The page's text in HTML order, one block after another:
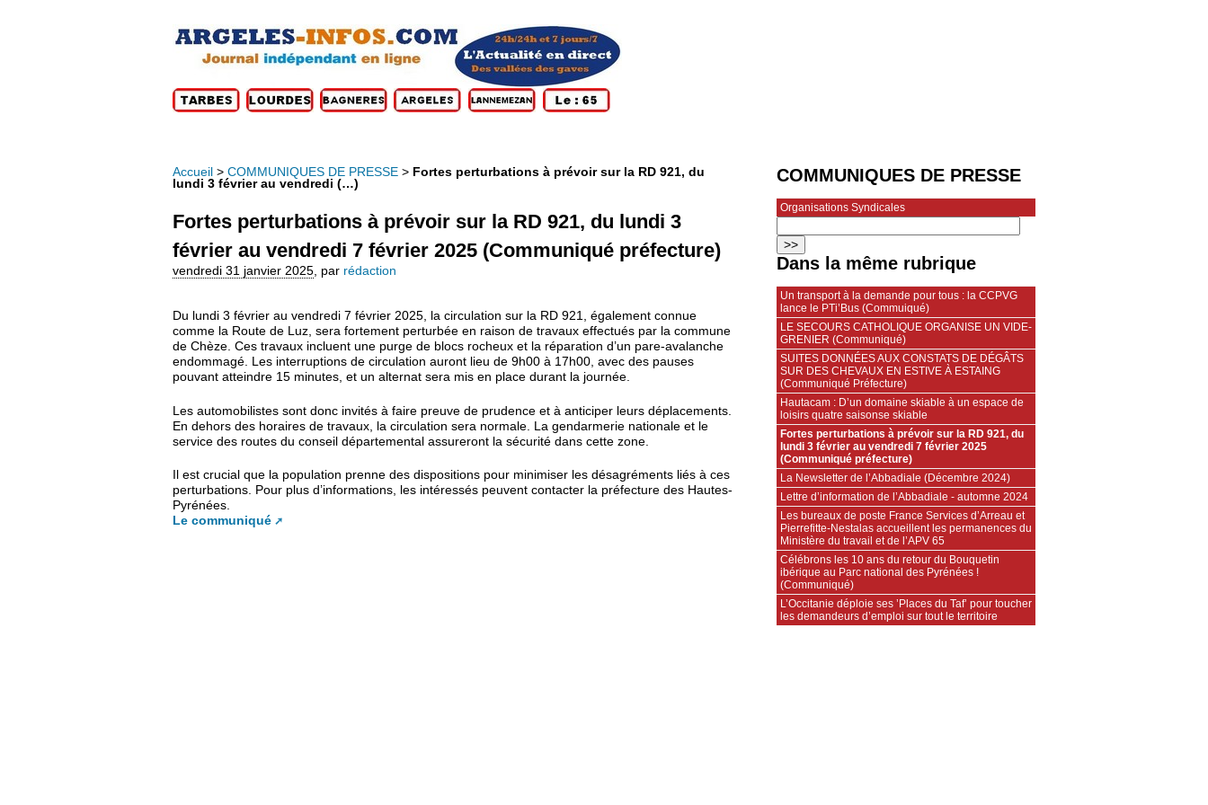
Accueil > COMMUNIQUES DE PRESSE > Fortes perturbations à prévoir sur la RD 921, du
lundi 3 février au vendredi (…)
Fortes perturbations à prévoir sur la RD 921, du lundi 3
février au vendredi 7 février 2025 (Communiqué préfecture)
vendredi 31 janvier 2025 par rédaction
Du lundi 3 février au vendredi 7 février 2025, la circulation sur la RD 921, également connue
comme la Route de Luz, sera fortement perturbée en raison de travaux effectués par la commune
de Chèze. Ces travaux incluent une purge de blocs rocheux et la réparation d’un pare-avalanche
endommagé. Les interruptions de circulation auront lieu de 9h00 à 17h00, avec des pauses
pouvant atteindre 15 minutes, et un alternat sera mis en place durant la journée.
Les automobilistes sont donc invités à faire preuve de prudence et à anticiper leurs déplacements.
En dehors des horaires de travaux, la circulation sera normale. La gendarmerie nationale et le
service des routes du conseil départemental assureront la sécurité dans cette zone.
Il est crucial que la population prenne des dispositions pour minimiser les désagréments liés à ces
perturbations. Pour plus d’informations, les intéressés peuvent contacter la préfecture des Hautes-
Pyrénées.
Le communiqué
COMMUNIQUES DE PRESSE
Organisations Syndicales
Dans la même rubrique
Un transport à la demande pour tous : la CCPVG
lance le PTi’Bus (Commuiqué)
LE SECOURS CATHOLIQUE ORGANISE UN VIDE-
GRENIER (Communiqué)
SUITES DONNÉES AUX CONSTATS DE DÉGÂTS
SUR DES CHEVAUX EN ESTIVE À ESTAING
(Communiqué Préfecture)
Hautacam : D’un domaine skiable à un espace de
loisirs quatre saisonse skiable
Fortes perturbations à prévoir sur la RD 921, du
lundi 3 février au vendredi 7 février 2025
(Communiqué préfecture)
La Newsletter de l’Abbadiale (Décembre 2024)
Lettre d’information de l’Abbadiale - automne 2024
Les bureaux de poste France Services d’Arreau et
Pierrefitte-Nestalas accueillent les permanences du
Ministère du travail et de l’APV 65
Célébrons les 10 ans du retour du Bouquetin
ibérique au Parc national des Pyrénées !
(Communiqué)
L’Occitanie déploie ses ’Places du Taf’ pour toucher
les demandeurs d’emploi sur tout le territoire